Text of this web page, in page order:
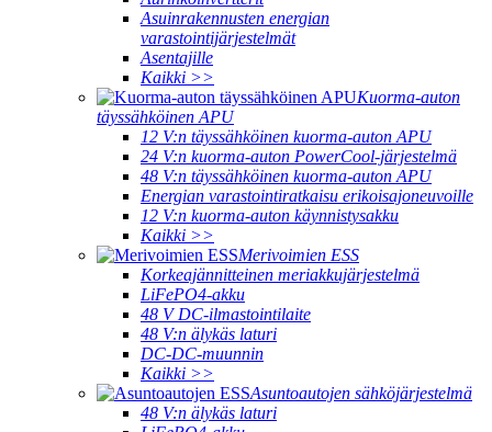
Asuinrakennusten energian
varastointijärjestelmät
Asentajille
Kaikki >>
Kuorma-auton
täyssähköinen APU
12 V:n täyssähköinen kuorma-auton APU
24 V:n kuorma-auton PowerCool-järjestelmä
48 V:n täyssähköinen kuorma-auton APU
Energian varastointiratkaisu erikoisajoneuvoille
12 V:n kuorma-auton käynnistysakku
Kaikki >>
Merivoimien ESS
Korkeajännitteinen meriakkujärjestelmä
LiFePO4-akku
48 V DC-ilmastointilaite
48 V:n älykäs laturi
DC-DC-muunnin
Kaikki >>
Asuntoautojen sähköjärjestelmä
48 V:n älykäs laturi